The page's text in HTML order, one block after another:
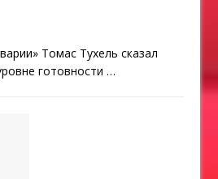
Томас Тухель сказал
готовности…